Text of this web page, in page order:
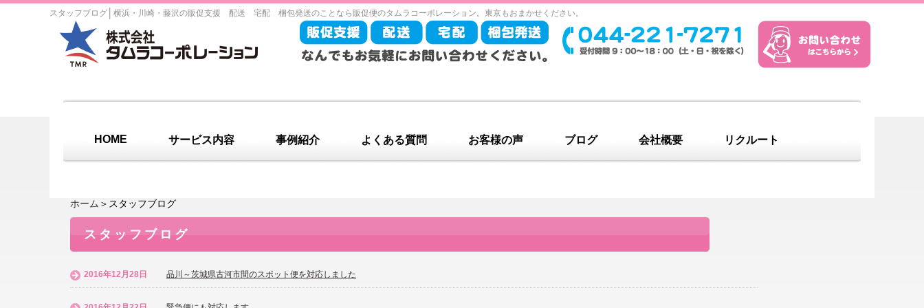
スタッフブログ 横浜・川崎・藤沢の販促支援 配送 宅配 梱包発送のことなら販促便のタムラコーポレーション。東京もおまかせください。
HOME サービス内容 事例紹介 よくある質問 お客様の声 ブログ 会社概要 リクルート
ホーム ＞スタッフブログ
スタッフブログ
2016年12月28日 品川～茨城県古河市間のスポット便を対応しました